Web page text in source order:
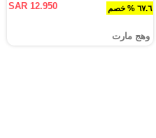
٦٧.٦ % خصم SAR 12.950
وهج مارت